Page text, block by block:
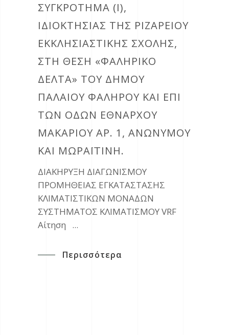
ΣΥΓΚΡΌΤΗΜΑ (Ι),
ΙΔΙΟΚΤΗΣΊΑΣ ΤΗΣ ΡΙΖΑΡΕΊΟΥ
ΕΚΚΛΗΣΙΑΣΤΙΚΉΣ ΣΧΟΛΉΣ,
ΣΤΗ ΘΈΣΗ «ΦΑΛΗΡΙΚΌ
ΔΈΛΤΑ» ΤΟΥ ΔΉΜΟΥ
ΠΑΛΑΙΟΎ ΦΑΛΉΡΟΥ ΚΑΙ ΕΠΊ
ΤΩΝ ΟΔΏΝ ΕΘΝΆΡΧΟΥ
ΜΑΚΑΡΊΟΥ ΑΡ. 1, ΑΝΩΝΎΜΟΥ
ΚΑΙ ΜΩΡΑΪΤΊΝΗ.
ΔΙΑΚΗΡΥΞΗ ΔΙΑΓΩΝΙΣΜΟΥ
ΠΡΟΜΗΘΕΙΑΣ ΕΓΚΑΤΑΣΤΑΣΗΣ
ΚΛΙΜΑΤΙΣΤΙΚΩΝ ΜΟΝΑΔΩΝ
ΣΥΣΤΗΜΑΤΟΣ ΚΛΙΜΑΤΙΣΜΟΥ VRF
Αίτηση
Περισσότερα